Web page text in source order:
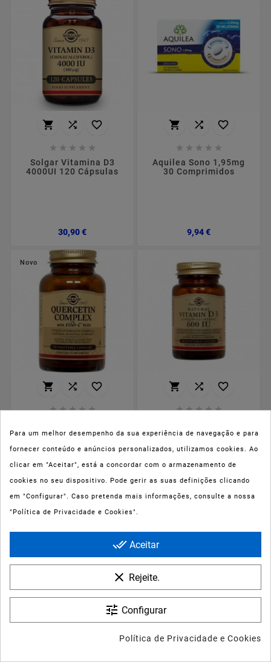
  
    
Solgar Vitamina D3
4000UI 120 Cápsulas
30,90 €Preço
  
    
Aquilea Sono 1,95mg
30 Comprimidos
9,94 €Preço
Novo
  

Quercetina 50
18,51 € Preço
  

600Ui 15Mcg 60cap
11,02 € Preço
  


Aquilea Sono Forte 30
Comprimidos
Para um melhor desempenho da sua experiência de navegação e para
fornecer conteúdo e anúncios personalizados, utilizamos cookies. Ao
clicar em "Aceitar", está a concordar com o armazenamento de
cookies no seu dispositivo. Pode gerir as suas definições clicando
em "Configurar". Caso pretenda mais informações, consulte a nossa
"Política de Privacidade e Cookies".
done_all Aceitar
clear Rejeite.
tune Configurar
Política de Privacidade e Cookies